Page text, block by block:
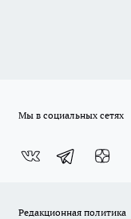
Мы в социальных сетях
Редакционная политика